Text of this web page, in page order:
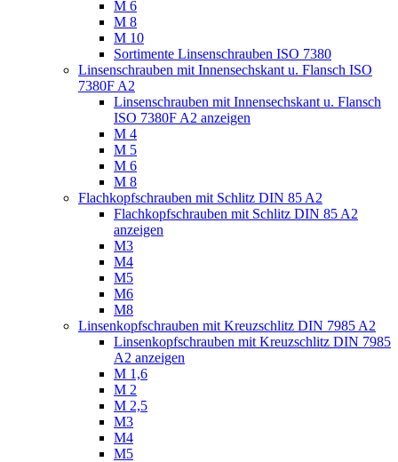
M 6
M 8
M 10
Sortimente Linsenschrauben ISO 7380
Linsenschrauben mit Innensechskant u. Flansch ISO
7380F A2
Linsenschrauben mit Innensechskant u. Flansch
ISO 7380F A2 anzeigen
M 4
M 5
M 6
M 8
Flachkopfschrauben mit Schlitz DIN 85 A2
Flachkopfschrauben mit Schlitz DIN 85 A2
anzeigen
M3
M4
M5
M6
M8
Linsenkopfschrauben mit Kreuzschlitz DIN 7985 A2
Linsenkopfschrauben mit Kreuzschlitz DIN 7985
A2 anzeigen
M 1,6
M 2
M 2,5
M3
M4
M5